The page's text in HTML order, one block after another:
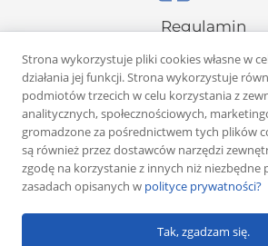
Regulamin
Polityka
Copyright © 2026 Rafał
Powered byKlub
Strona wykorzystuje pliki cookies własne w
działania jej funkcji. Strona wykorzystuje
podmiotów trzecich w celu korzystania z
analitycznych, społecznościowych,
gromadzone za pośrednictwem tych plików
są również przez dostawców narzędzi
zgodę na korzystanie z innych niż niezbędne
zasadach opisanych w polityce prywatności?
Tak, zgadzam się.